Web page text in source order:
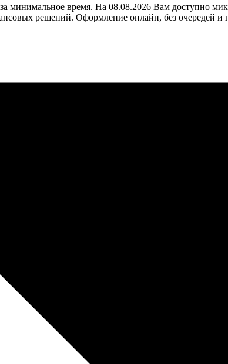
минимальное время. На 08.08.2026 Вам доступно
решений. Оформление онлайн, без очередей